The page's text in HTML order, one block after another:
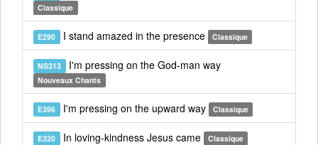
Classique
E290 I stand amazed in the presence Classique
NS313 I'm pressing on the God-man way
Nouveaux Chants
E396 I'm pressing on the upward way Classique
E320 In loving-kindness Jesus came Classique